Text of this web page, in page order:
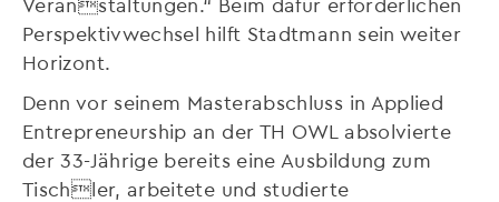
Perspektivwechsel hilft Stadtmann sein weiter
Horizont.
Denn vor seinem Masterabschluss in Applied
Entrepreneurship an der TH OWL absolvierte
der 33-Jährige bereits eine Ausbildung zum
Tischler, arbeitete und studierte